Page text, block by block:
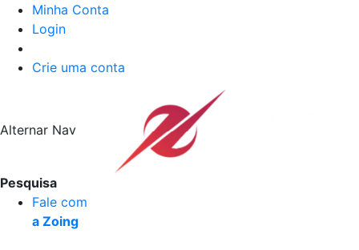
Minha Conta
Login
Crie uma conta
Alternar Nav
Pesquisa
Fale com
a Zoing